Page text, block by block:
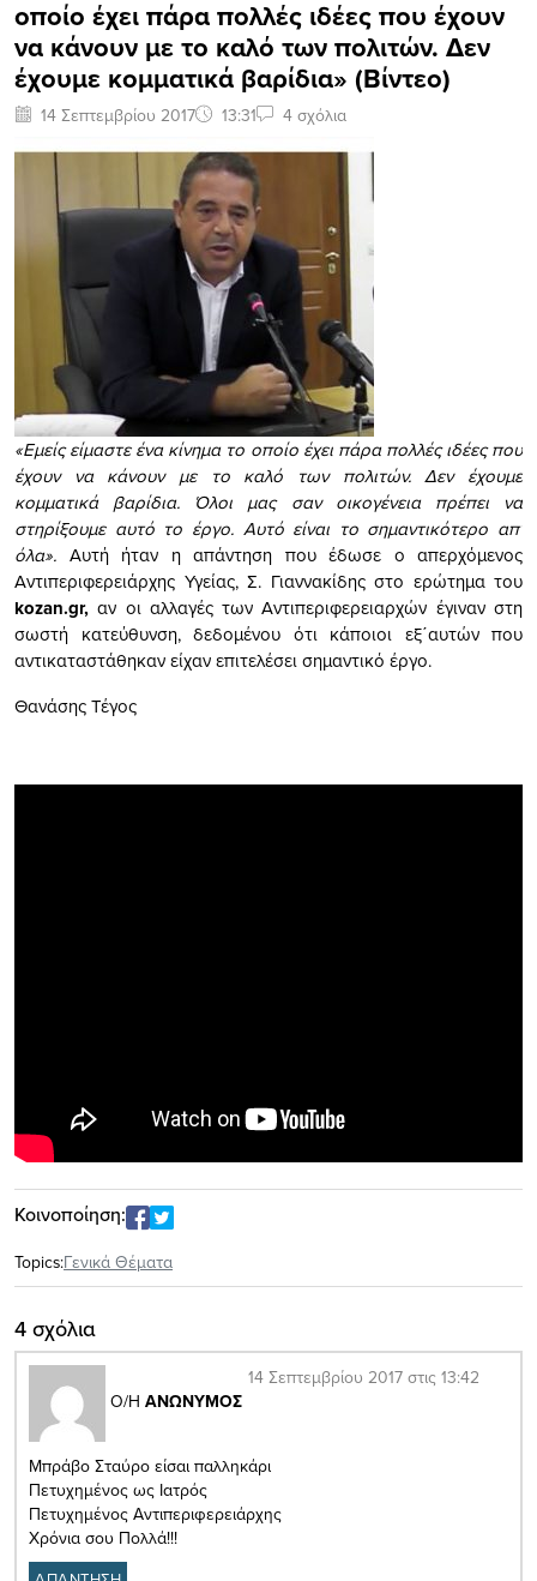
οποίο έχει πάρα πολλές ιδέες που έχουν
να κάνουν με το καλό των πολιτών. Δεν
έχουμε κομματικά βαρίδια» (Bίντεο)
14 Σεπτεμβρίου 2017 13:31 4 σχόλια
«Εμείς είμαστε ένα κίνημα το οποίο έχει πάρα πολλές ιδέες που
έχουν να κάνουν με το καλό των πολιτών. Δεν έχουμε
κομματικά βαρίδια. Όλοι μας σαν οικογένεια πρέπει να
στηρίξουμε αυτό το έργο. Αυτό είναι το σημαντικότερο απ’
όλα». Αυτή ήταν η απάντηση που έδωσε ο απερχόμενος
Αντιπεριφερειάρχης Υγείας, Σ. Γιαννακίδης στο ερώτημα του
kozan.gr, αν οι αλλαγές των Aντιπεριφερειαρχών έγιναν στη
σωστή κατεύθυνση, δεδομένου ότι κάποιοι εξ΄αυτών που
αντικαταστάθηκαν είχαν επιτελέσει σημαντικό έργο.
Θανάσης Τέγος
Κοινοποίηση:
Topics:Γενικά Θέματα
4 σχόλια
Ο/Η ΑΝΩΝΥΜΟΣ
14 Σεπτεμβρίου 2017 στις 13:42
Μπράβο Σταύρο είσαι παλληκάρι
Πετυχημένος ως Ιατρός
Πετυχημένος Αντιπεριφερειάρχης
Χρόνια σου Πολλά!!!